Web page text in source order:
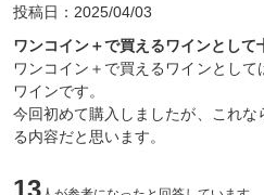
投稿日：2025/04/03
ワンコイン＋で買えるワインとして
ワンコイン＋で買えるワインとして
ワインです。
今回初めて購入しましたが、これな
る内容だと思います。